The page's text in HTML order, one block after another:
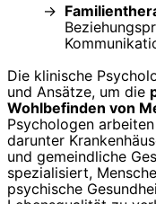
Die klinische
und Ansätze, um die
Wohlbefinden von
Psychologen
darunter
und gemeindliche
spezialisiert,
psychische